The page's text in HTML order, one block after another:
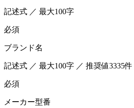
記述式 ／ 最大100字
必須
ブランド名
記述式 ／ 最大100字 ／ 推奨値3335件
必須
メーカー型番